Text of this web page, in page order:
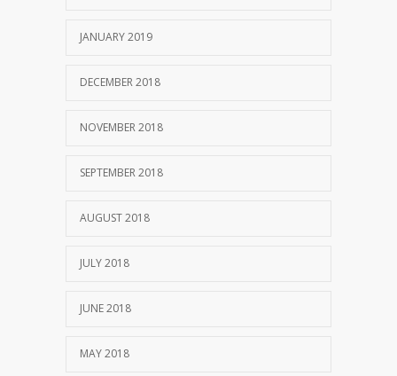
JANUARY 2019
DECEMBER 2018
NOVEMBER 2018
SEPTEMBER 2018
AUGUST 2018
JULY 2018
JUNE 2018
MAY 2018